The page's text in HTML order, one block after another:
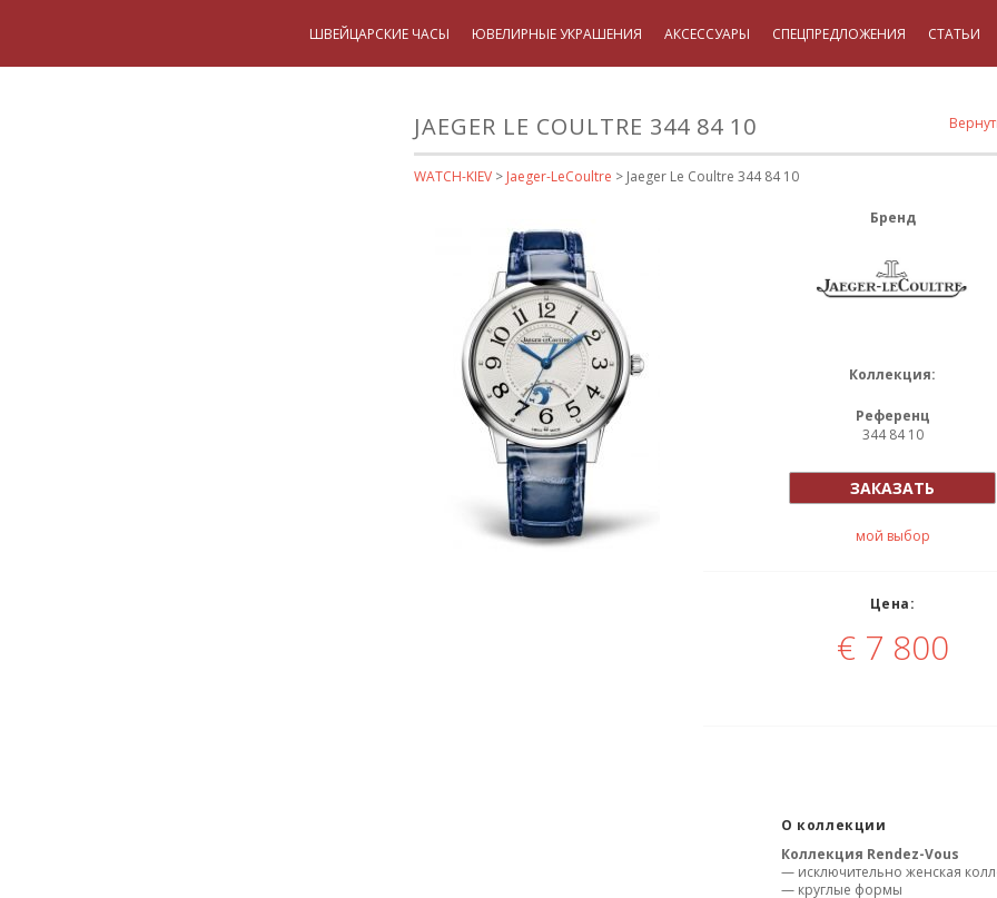
ШВЕЙЦАРСКИЕ ЧАСЫ ЮВЕЛИРНЫЕ УКРАШЕНИЯ АКСЕССУАРЫ СПЕЦПРЕДЛОЖЕНИЯ СТАТЬИ
JAEGER LE COULTRE 344 84 10
WATCH-KIEV > Jaeger-LeCoultre > Jaeger Le Coultre 344 84 10
Бренд
Коллекция:
Референц
344 84 10
ЗАКАЗАТЬ
мой выбор
Цена:
€7 800
О коллекции
Коллекция Rendez-Vous
— исключительно женская
— круглые формы